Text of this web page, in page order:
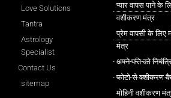
Love Solutions
Tantra
Astrology
Specialist
Contact Us
sitemap
प्यार वापस पाने के
वशीकरण मंत्र
प्रेम वापसी के लिए
मंत्र
अपने पति को
फोटो से वशीकरण
मोहिनी वशीकरण